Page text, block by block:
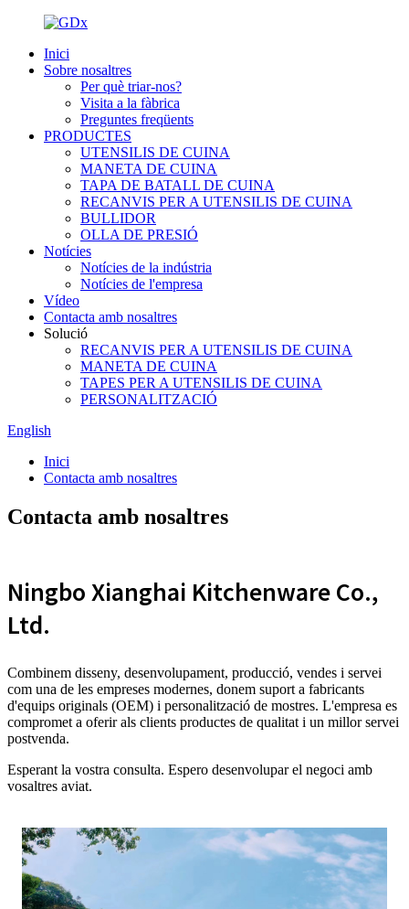
Inici
Sobre nosaltres
Per què triar-nos?
Visita a la fàbrica
Preguntes freqüents
PRODUCTES
UTENSILIS DE CUINA
MANETA DE CUINA
TAPA DE BATALL DE CUINA
RECANVIS PER A UTENSILIS DE CUINA
BULLIDOR
OLLA DE PRESIÓ
Notícies
Notícies de la indústria
Notícies de l'empresa
Vídeo
Contacta amb nosaltres
Solució
RECANVIS PER A UTENSILIS DE CUINA
MANETA DE CUINA
TAPES PER A UTENSILIS DE CUINA
PERSONALITZACIÓ
English
Inici
Contacta amb nosaltres
Contacta amb nosaltres
Ningbo Xianghai Kitchenware Co.,
Ltd.
Combinem disseny, desenvolupament, producció, vendes i servei
com una de les empreses modernes, donem suport a fabricants
d'equips originals (OEM) i personalització de mostres. L'empresa es
compromet a oferir als clients productes de qualitat i un millor servei
postvenda.
Esperant la vostra consulta. Espero desenvolupar el negoci amb
vosaltres aviat.